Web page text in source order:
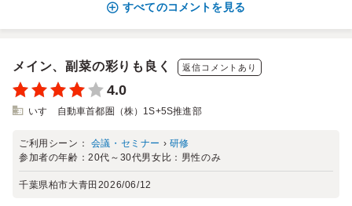
すべてのコメントを見る
メイン、副菜の彩りも良く 返信コメントあり
4.0
いすゞ自動車首都圏（株）1S+5S推進部
ご利用シーン： 会議・セミナー › 研修
参加者の年齢：20代～30代男女比： 男性のみ
千葉県柏市大青田 2026/06/12